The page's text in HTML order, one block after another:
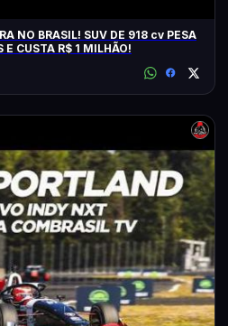
NO BRASIL! SUV DE 918 cv PESA
CUSTA R$ 1 MILHÃO!